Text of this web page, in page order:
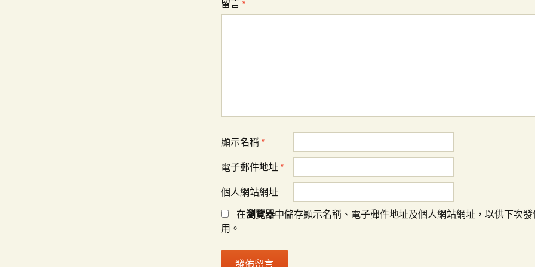
留言 *
顯示名稱 *
電子郵件地址 *
個人網站網址
在瀏覽器中儲存顯示名稱、電子郵件地址及個人網站網址，以供下次
用。